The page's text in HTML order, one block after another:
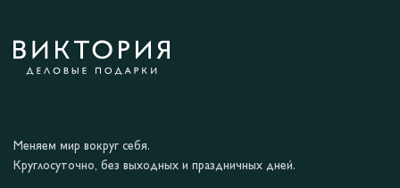
Меняем мир вокруг себя.
Круглосуточно, без выходных и праздничных дней.